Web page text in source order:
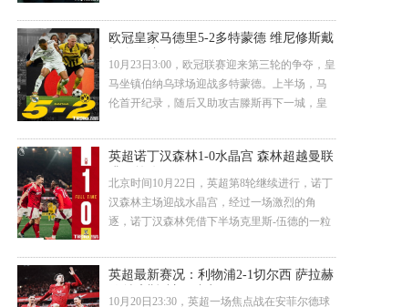
欧冠皇家马德里5-2多特蒙德 维尼修斯戴
10月23日3:00，欧冠联赛迎来第三轮的争夺，皇
马坐镇伯纳乌球场迎战多特蒙德。上半场，马
伦首开纪录，随后又助攻吉滕斯再下一城，皇
斯克斯反超比分，维尼修斯戴帽锁定胜局。最
终，皇马主场5-2逆转多特蒙德，拿下三分。 第
5分钟，多特右路传中，吉拉西推射，角度太正
被库尔图瓦抱
英超诺丁汉森林1-0水晶宫 森林超越曼联
北京时间10月22日，英超第8轮继续进行，诺丁
汉森林主场迎战水晶宫，经过一场激烈的角
逐，诺丁汉森林凭借下半场克里斯-伍德的一粒
宫 比赛一开始，双方就展开了快节奏的攻防转
换。第5分钟，水晶宫中场核心埃贝雷奇·埃泽在
禁区弧顶处起脚射门，皮球擦着门柱飞出底
英超最新赛况：利物浦2-1切尔西 萨拉赫
10月20日23:30，英超一场焦点战在安菲尔德球